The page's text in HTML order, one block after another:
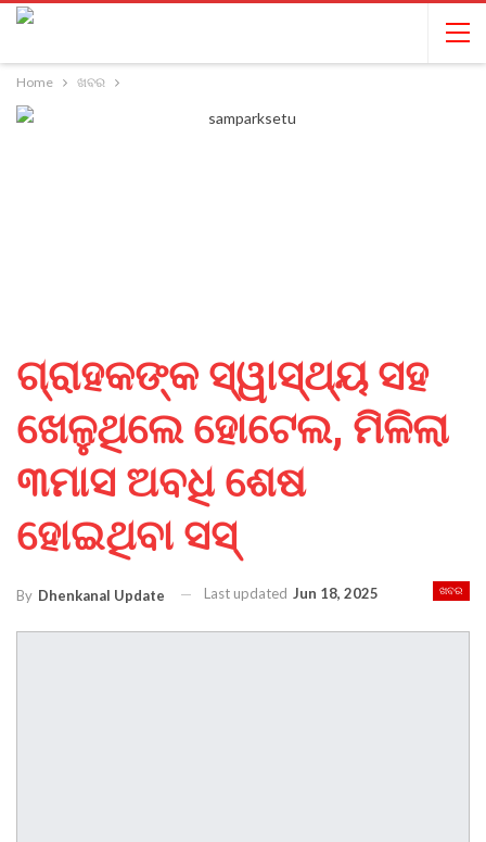
Home ଖବର
ଗ୍ରାହକଙ୍କ ସ୍ୱାସ୍ଥ୍ୟ ସହ
ଖେଳୁଥିଲେ ହୋଟେଲ, ମିଳିଲା
୩ମାସ ଅବଧି ଶେଷ
ହୋଇଥିବା ସସ୍
ଖବର
By Dhenkanal Update Last updated Jun 18, 2025